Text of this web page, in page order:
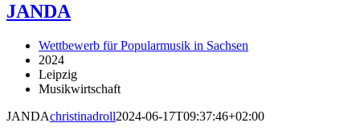
JANDA
Wettbewerb für Popularmusik in Sachsen
2024
Leipzig
Musikwirtschaft
JANDAchristinadroll2024-06-17T09:37:46+02:00